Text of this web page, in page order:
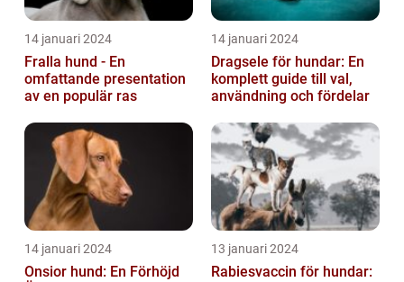
14 januari 2024
Fralla hund - En
omfattande presentation
av en populär ras
14 januari 2024
Dragsele för hundar: En
komplett guide till val,
användning och fördelar
14 januari 2024
Onsior hund: En Förhöjd
13 januari 2024
Rabiesvaccin för hundar: